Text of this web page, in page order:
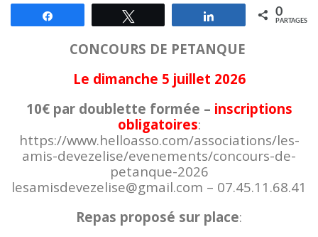
Partagez 0
PARTAGES
CONCOURS DE PETANQUE
Le dimanche 5 juillet 2026
10€ par doublette formée – inscriptions
obligatoires:
https://www.helloasso.com/associations/les-
amis-devezelise/evenements/concours-de-
petanque-2026
lesamisdevezelise@gmail.com – 07.45.11.68.41
Repas proposé sur place: